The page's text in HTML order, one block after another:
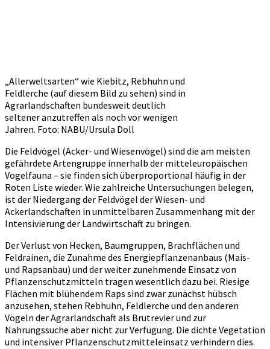
„Allerweltsarten“ wie Kiebitz, Rebhuhn und
Feldlerche (auf diesem Bild zu sehen) sind in
Agrarlandschaften bundesweit deutlich
seltener anzutreffen als noch vor wenigen
Jahren. Foto: NABU/Ursula Doll
Die Feldvögel (Acker- und Wiesenvögel) sind die am meisten
gefährdete Artengruppe innerhalb der mitteleuropäischen
Vogelfauna – sie finden sich überproportional häufig in der
Roten Liste wieder. Wie zahlreiche Untersuchungen belegen,
ist der Niedergang der Feldvögel der Wiesen- und
Ackerlandschaften in unmittelbaren Zusammenhang mit der
Intensivierung der Landwirtschaft zu bringen.
Der Verlust von Hecken, Baumgruppen, Brachflächen und
Feldrainen, die Zunahme des Energiepflanzenanbaus (Mais-
und Rapsanbau) und der weiter zunehmende Einsatz von
Pflanzenschutzmitteln tragen wesentlich dazu bei. Riesige
Flächen mit blühendem Raps sind zwar zunächst hübsch
anzusehen, stehen Rebhuhn, Feldlerche und den anderen
Vögeln der Agrarlandschaft als Brutrevier und zur
Nahrungssuche aber nicht zur Verfügung. Die dichte Vegetation
und intensiver Pflanzenschutzmitteleinsatz verhindern dies.